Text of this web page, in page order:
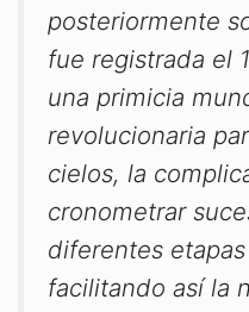
posteriormente
fue registrada el
una primicia
revolucionaria
cielos, la
cronometrar
diferentes
facilitando así la